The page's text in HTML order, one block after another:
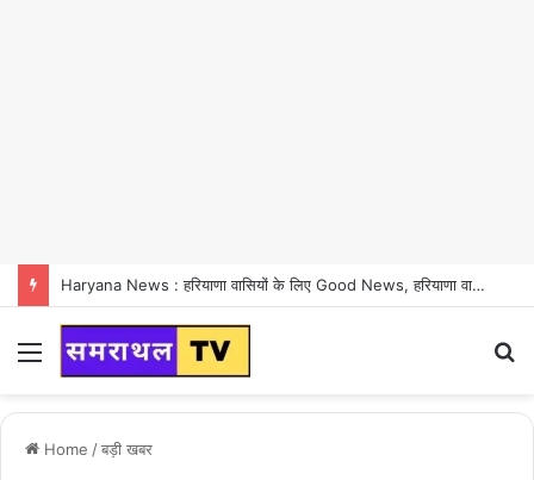
Haryana News : हरियाणा वासियों के लिए Good News, हरियाणा वासियों का गुरुग्राम में अपना घर लेने का सपना होगा साकार
Menu
Home /बड़ी खबर